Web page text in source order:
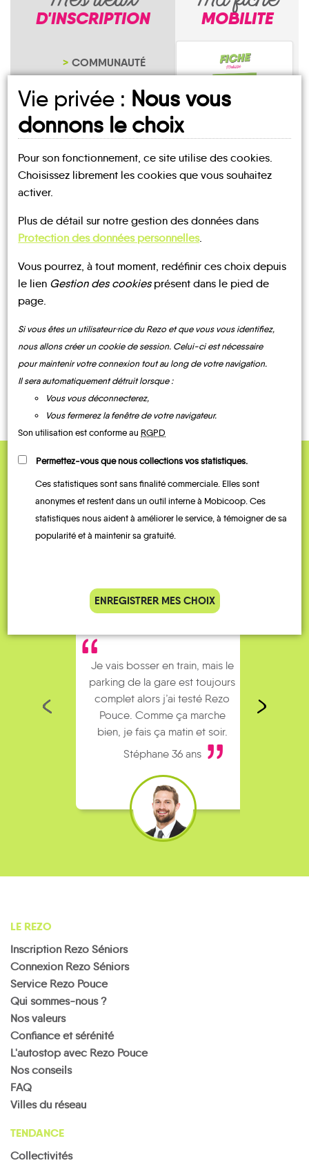
D'INSCRIPTION
COMMUNAUTÉ
DE COMMUNES
CENTRE-OUEST
MAIRIE ANNEXE
DE SADA
D'INSCRIPTION
MOBILITE
Sada
UN AVIS, UN TÉMOIGNAGE
CONTACTEZ-NOUS !
QUELQUES
Témoignages
Je vais bosser en train, mais le
parking de la gare est toujours
complet alors j’ai testé Rezo
Pouce. Comme ça marche
bien, je fais ça matin et soir.
Stéphane 36 ans
LE REZO
Inscription Rezo Séniors
Connexion Rezo Séniors
Service Rezo Pouce
Qui sommes-nous ?
Nos valeurs
Confiance et sérénité
L'autostop avec Rezo Pouce
Nos conseils
FAQ
Villes du réseau
TENDANCE
Collectivités
Vie privée : Nous vous
donnons le choix
Pour son fonctionnement, ce site utilise des cookies.
Choisissez librement les cookies que vous souhaitez
activer.
Plus de détail sur notre gestion des données dans
Protection des données personnelles.
Vous pourrez, à tout moment, redéfinir ces choix depuis
le lien Gestion des cookiesprésent dans le pied de
page.
Si vous êtes un utilisateur·rice du Rezo et que vous vous identifiez,
nous allons créer un cookie de session. Celui-ci est nécessaire
pour maintenir votre connexion tout au long de votre navigation.
Il sera automatiquement détruit lorsque :
Vous vous déconnecterez,
Vous fermerez la fenêtre de votre navigateur.
Son utilisation est conforme au RGPD
Permettez-vous que nous collections vos statistiques.
Ces statistiques sont sans finalité commerciale. Elles sont
anonymes et restent dans un outil interne à Mobicoop. Ces
statistiques nous aident à améliorer le service, à témoigner de sa
popularité et à maintenir sa gratuité.
ENREGISTRER MES CHOIX